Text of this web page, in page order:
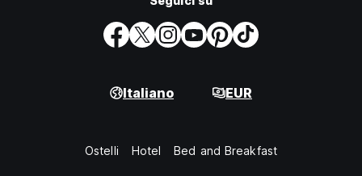
Italiano EUR
Ostelli Hotel Bed and Breakfast